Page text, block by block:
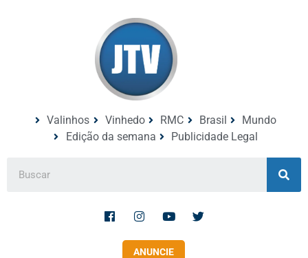
Valinhos Vinhedo RMC Brasil
Mundo
Edição da semana
Publicidade Legal
ANUNCIE